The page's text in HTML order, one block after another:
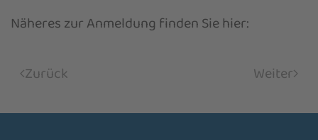
Näheres zur Anmeldung finden Sie hier:
Zurück Weiter